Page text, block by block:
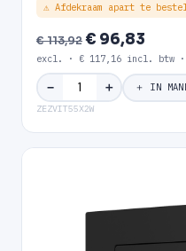
⚠ Afdekraam apart te
€ 113,92€ 96,83
excl. · € 117,16 incl. btw ·
− ＋ ＋ IN
ZEZVIT55X2W